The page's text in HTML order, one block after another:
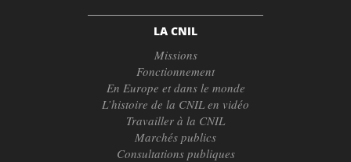
LA CNIL
Missions
Fonctionnement
En Europe et dans le monde
L’histoire de la CNIL en vidéo
Travailler à la CNIL
Marchés publics
Consultations publiques